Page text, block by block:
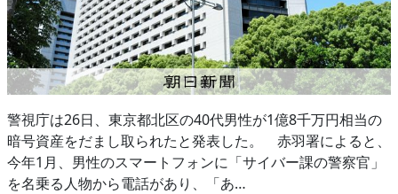
警視庁は26日、東京都北区の40代男性が1億8千万円相当の
暗号資産をだまし取られたと発表した。 赤羽署によると、
今年1月、男性のスマートフォンに「サイバー課の警察官」
を名乗る人物から電話があり、「あ…